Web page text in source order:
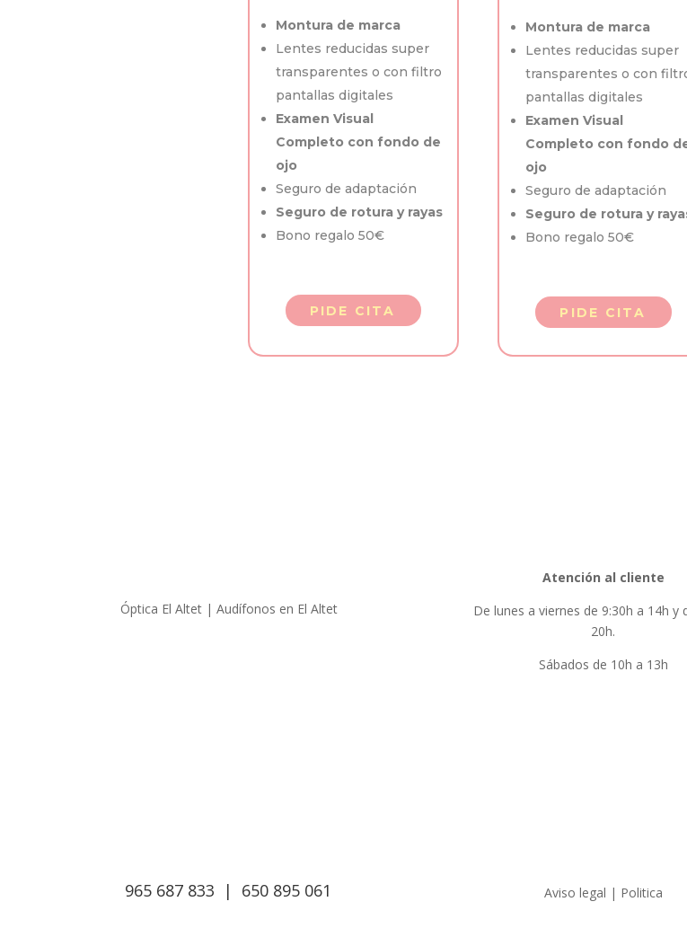
Montura de marca
Lentes reducidas super
transparentes o con filtro
pantallas digitales
Examen Visual
Completo con fondo de
ojo
Seguro de adaptación
Seguro de rotura y rayas
Bono regalo 50€
PIDE CITA
Montura de marca
Lentes reducidas super
transparentes o con
pantallas digitales
Examen Visual
Completo con fondo
ojo
Seguro de adaptación
Seguro de rotura y
Bono regalo 50€
PIDE CITA
Óptica El Altet | Audífonos en El Altet
Atención al cliente
De lunes a viernes de 9:30h a 14h y
20h.
Sábados de 10h a 13h
965 687 833 | 650 895 061 Aviso legal | Politica